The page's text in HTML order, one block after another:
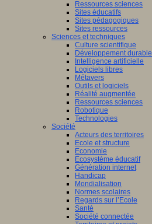
Ressources sciences
Sites éducatifs
Sites pédagogiques
Sites ressources
Sciences et techniques
Culture scientifique
Développement durable
Intelligence artificielle
Logiciels libres
Métavers
Outils et logiciels
Réalité augmentée
Ressources sciences
Robotique
Technologies
Société
Acteurs des territoires
Ecole et structure
Economie
Ecosystème éducatif
Génération internet
Handicap
Mondialisation
Normes scolaires
Regards sur l’Ecole
Santé
Société connectée